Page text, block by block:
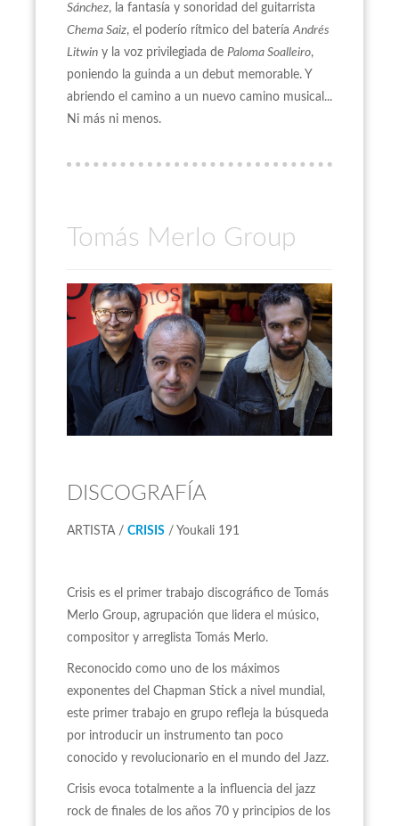
Sánchez, la fantasía y sonoridad del guitarrista
Chema Saiz, el poderío rítmico del batería Andrés
Litwin y la voz privilegiada de Paloma Soalleiro,
poniendo la guinda a un debut memorable. Y
abriendo el camino a un nuevo camino musical...
Ni más ni menos.
Tomás Merlo Group
DISCOGRAFÍA
ARTISTA / CRISIS / Youkali 191
Crisis es el primer trabajo discográfico de Tomás
Merlo Group, agrupación que lidera el músico,
compositor y arreglista Tomás Merlo.
Reconocido como uno de los máximos
exponentes del Chapman Stick a nivel mundial,
este primer trabajo en grupo refleja la búsqueda
por introducir un instrumento tan poco
conocido y revolucionario en el mundo del Jazz.
Crisis evoca totalmente a la influencia del jazz
rock de finales de los años 70 y principios de los